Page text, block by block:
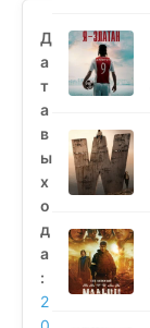
смотреть
бесплатно
Д
а
т
а
в
ы
х
о
д
а
:
2